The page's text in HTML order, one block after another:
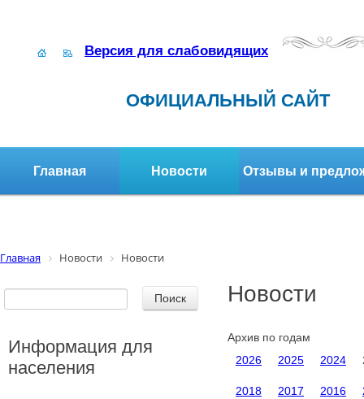
Версия для слабовидящих
ОФИЦИАЛЬНЫЙ САЙТ
Главная Новости Отзывы и
Главная Новости Новости
Новости
Архив по годам
2026
2025 2024
2018 2017 2016
Информация для
населения